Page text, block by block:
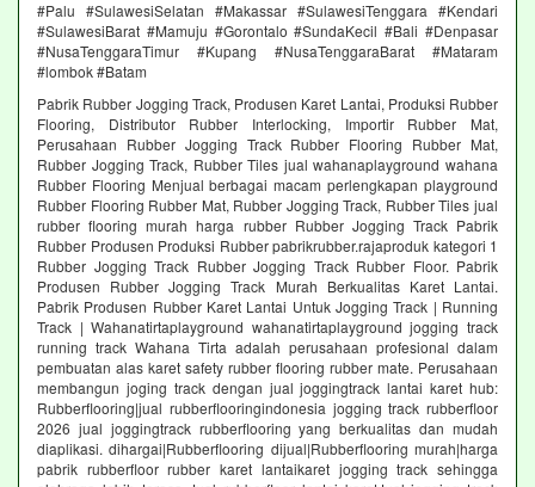
#Palu #SulawesiSelatan #Makassar #SulawesiTenggara #Kendari
#SulawesiBarat #Mamuju #Gorontalo #SundaKecil #Bali #Denpasar
#NusaTenggaraTimur #Kupang #NusaTenggaraBarat #Mataram
#lombok #Batam
Pabrik Rubber Jogging Track, Produsen Karet Lantai, Produksi Rubber
Flooring, Distributor Rubber Interlocking, Importir Rubber Mat,
Perusahaan Rubber Jogging Track Rubber Flooring Rubber Mat,
Rubber Jogging Track, Rubber Tiles jual wahanaplayground wahana
Rubber Flooring Menjual berbagai macam perlengkapan playground
Rubber Flooring Rubber Mat, Rubber Jogging Track, Rubber Tiles jual
rubber flooring murah harga rubber Rubber Jogging Track Pabrik
Rubber Produsen Produksi Rubber pabrikrubber.rajaproduk kategori 1
Rubber Jogging Track Rubber Jogging Track Rubber Floor. Pabrik
Produsen Rubber Jogging Track Murah Berkualitas Karet Lantai.
Pabrik Produsen Rubber Karet Lantai Untuk Jogging Track | Running
Track | Wahanatirtaplayground wahanatirtaplayground jogging track
running track Wahana Tirta adalah perusahaan profesional dalam
pembuatan alas karet safety rubber flooring rubber mate. Perusahaan
membangun joging track dengan jual joggingtrack lantai karet hub:
Rubberflooring|jual rubberflooringindonesia jogging track rubberfloor
2026 jual joggingtrack rubberflooring yang berkualitas dan mudah
diaplikasi. dihargai|Rubberflooring dijual|Rubberflooring murah|harga
pabrik rubberfloor rubber karet lantaikaret jogging track sehingga